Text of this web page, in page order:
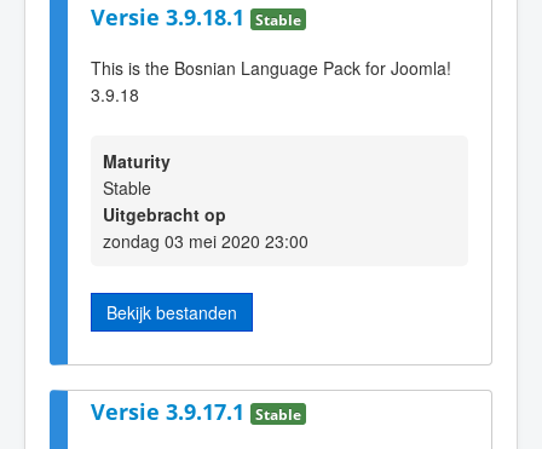
Versie 3.9.18.1 Stable
This is the Bosnian Language Pack for Joomla!
3.9.18
Maturity
Stable
Uitgebracht op
zondag 03 mei 2020 23:00
Bekijk bestanden
Versie 3.9.17.1 Stable